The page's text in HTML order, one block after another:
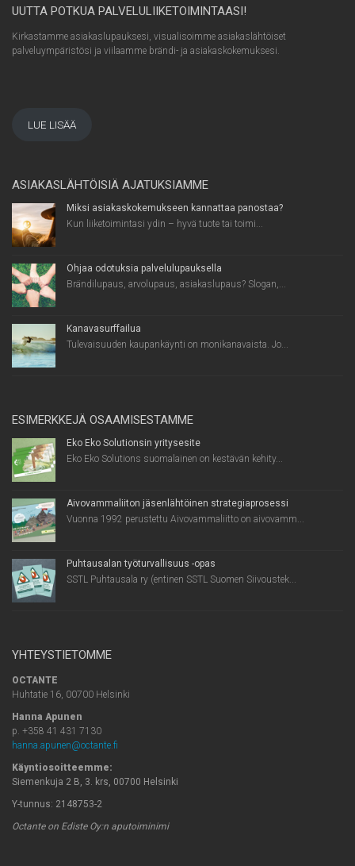
UUTTA POTKUA PALVELULIIKETOIMINTAASI!
Kirkastamme asiakaslupauksesi, visualisoimme asiakaslähtöiset
palveluympäristösi ja viilaamme brändi- ja asiakaskokemuksesi.
LUE LISÄÄ
ASIAKASLÄHTÖISIÄ AJATUKSIAMME
Miksi asiakaskokemukseen kannattaa panostaa?
Kun liiketoimintasi ydin – hyvä tuote tai toimi...
Ohjaa odotuksia palvelulupauksella
Brändilupaus, arvolupaus, asiakaslupaus? Slogan,...
Kanavasurffailua
Tulevaisuuden kaupankäynti on monikanavaista. Jo...
ESIMERKKEJÄ OSAAMISESTAMME
Eko Eko Solutionsin yritysesite
Eko Eko Solutions suomalainen on kestävän kehity...
Aivovammaliiton jäsenlähtöinen strategiaprosessi
Vuonna 1992 perustettu Aivovammaliitto on aivovamm...
Puhtausalan työturvallisuus -opas
SSTL Puhtausala ry (entinen SSTL Suomen Siivoustek...
YHTEYSTIETOMME
OCTANTE
Huhtatie 16, 00700 Helsinki
Hanna Apunen
p. +358 41 431 7130
hanna.apunen@octante.fi
Käyntiosoitteemme:
Siemenkuja 2 B, 3. krs, 00700 Helsinki
Y-tunnus: 2148753-2
Octante on Ediste Oy:n aputoiminimi